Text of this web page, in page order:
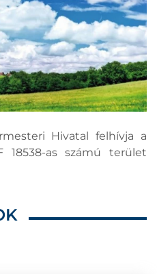
Hivatal felhívja a
18538-as számú terület